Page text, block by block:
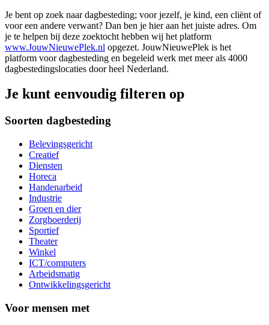
Je bent op zoek naar dagbesteding; voor jezelf, je kind, een cliënt of
voor een andere verwant? Dan ben je hier aan het juiste adres. Om
je te helpen bij deze zoektocht hebben wij het platform
www.JouwNieuwePlek.nl opgezet. JouwNieuwePlek is het
platform voor dagbesteding en begeleid werk met meer als 4000
dagbestedingslocaties door heel Nederland.
Je kunt eenvoudig filteren op
Soorten dagbesteding
Belevingsgericht
Creatief
Diensten
Horeca
Handenarbeid
Industrie
Groen en dier
Zorgboerderij
Sportief
Theater
Winkel
ICT/computers
Arbeidsmatig
Ontwikkelingsgericht
Voor mensen met